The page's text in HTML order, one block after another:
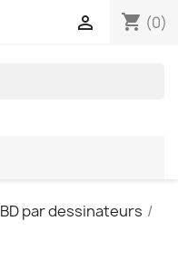
shopping_cart (0)

BD par dessinateurs